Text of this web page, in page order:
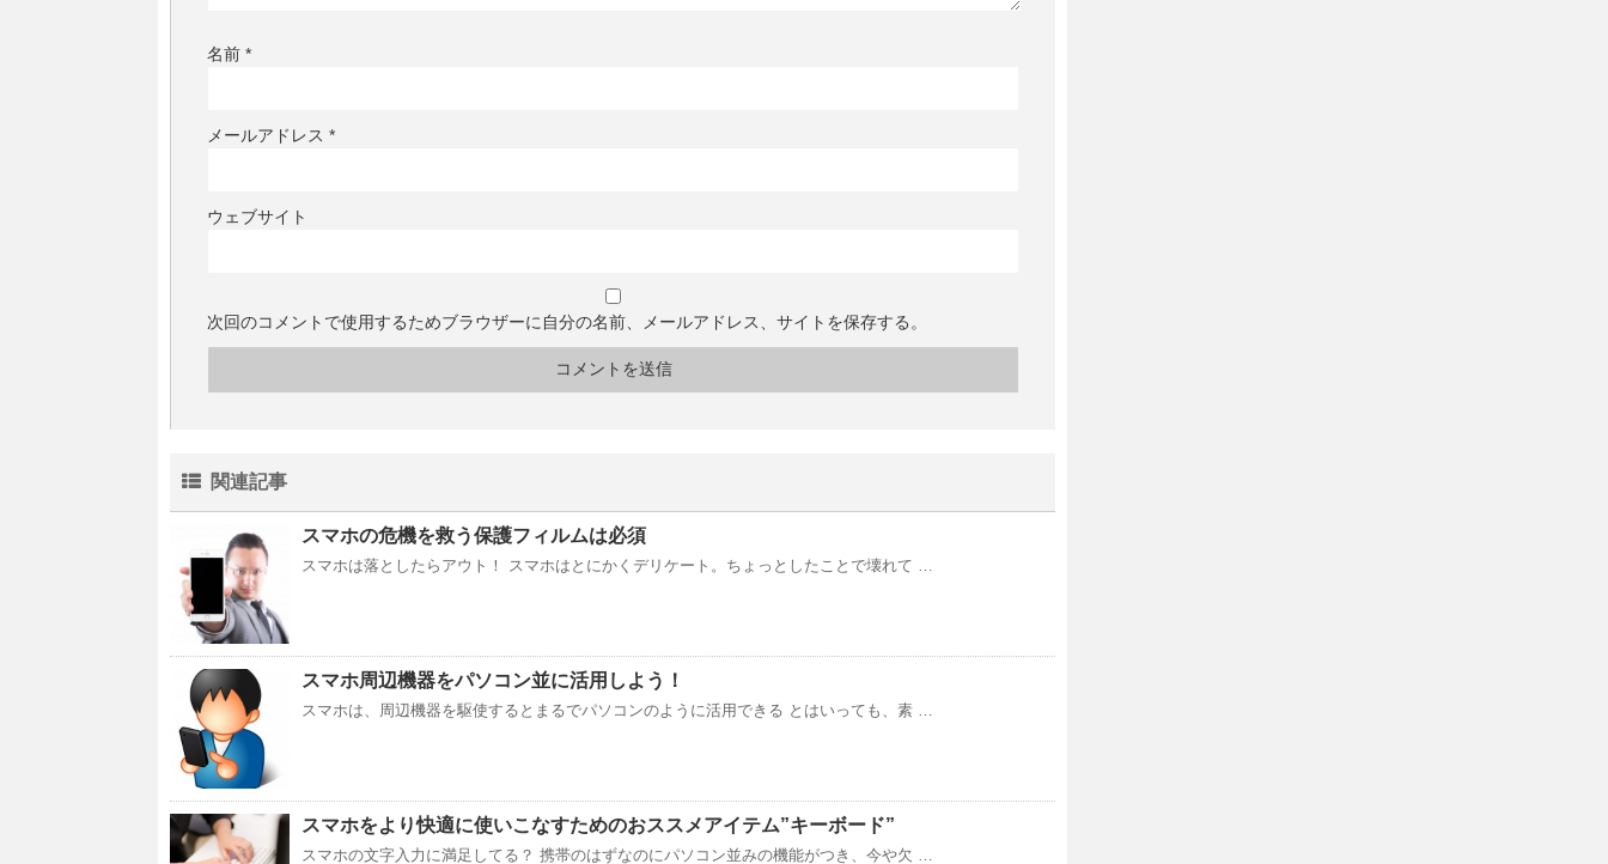
名前 *
メールアドレス *
ウェブサイト
次回のコメントで使用するためブラウザーに自分の名前、メールアドレス、サイトを保存する。
関連記事
スマホの危機を救う保護フィルムは必須
スマホは落としたらアウト！ スマホはとにかくデリケート。ちょっとしたことで壊れて …
スマホ周辺機器をパソコン並に活用しよう！
スマホは、周辺機器を駆使するとまるでパソコンのように活用できる とはいっても、素 …
スマホをより快適に使いこなすためのおススメアイテム”キーボード”
スマホの文字入力に満足してる？ 携帯のはずなのにパソコン並みの機能がつき、今や欠 …